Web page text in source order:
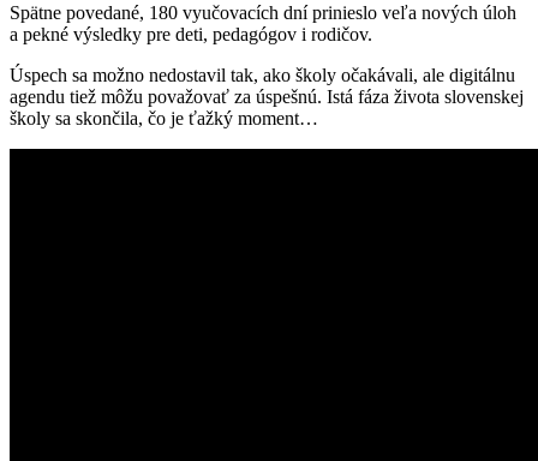
Spätne povedané, 180 vyučovacích dní prinieslo veľa nových úloh
a pekné výsledky pre deti, pedagógov i rodičov.
Úspech sa možno nedostavil tak, ako školy očakávali, ale digitálnu
agendu tiež môžu považovať za úspešnú. Istá fáza života slovenskej
školy sa skončila, čo je ťažký moment…